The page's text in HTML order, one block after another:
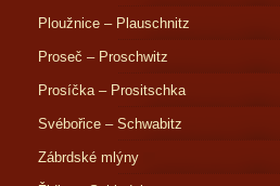
Ploužnice – Plauschnitz
Proseč – Proschwitz
Prosíčka – Prositschka
Svébořice – Schwabitz
Zábrdské mlýny